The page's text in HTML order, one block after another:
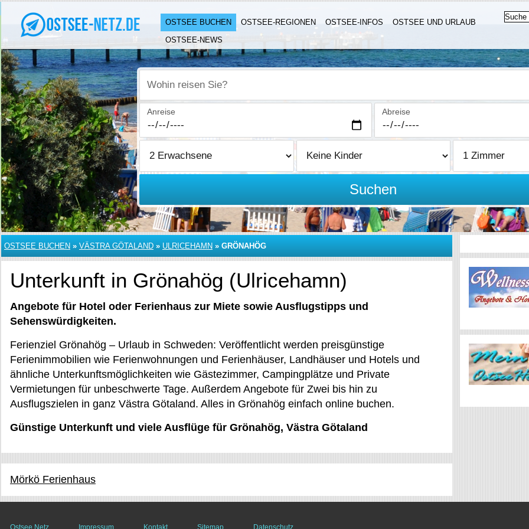
OSTSEE BUCHEN OSTSEE-REGIONEN OSTSEE-INFOS
OSTSEE UND URLAUB
OSTSEE-NEWS
Wohin reisen Sie?
Anreise Abreise
Suchen
OSTSEE BUCHEN » VÄSTRA GÖTALAND » ULRICEHAMN » GRÖNAHÖG
Unterkunft in Grönahög (Ulricehamn)
Angebote für Hotel oder Ferienhaus zur Miete sowie Ausflugstipps und
Sehenswürdigkeiten.
Ferienziel Grönahög – Urlaub in Schweden: Veröffentlicht werden preisgünstige
Ferienimmobilien wie Ferienwohnungen und Ferienhäuser, Landhäuser und Hotels und
ähnliche Unterkunftsmöglichkeiten wie Gästezimmer, Campingplätze und Private
Vermietungen für unbeschwerte Tage. Außerdem Angebote für Zwei bis hin zu
Ausflugszielen in ganz Västra Götaland. Alles in Grönahög einfach online buchen.
Günstige Unterkunft und viele Ausflüge für Grönahög, Västra Götaland
Mörkö Ferienhaus
Ostsee Netz Impressum Kontakt Sitemap Datenschutz